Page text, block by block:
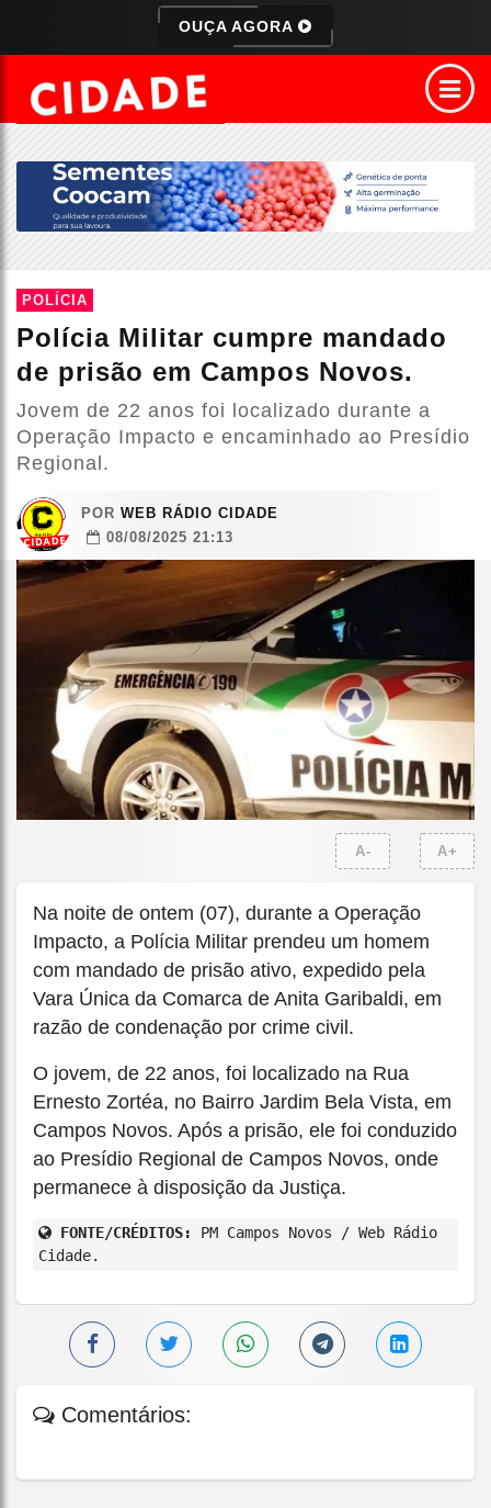
OUÇA AGORA
POLÍCIA
Polícia Militar cumpre mandado
de prisão em Campos Novos.
Jovem de 22 anos foi localizado durante a
Operação Impacto e encaminhado ao Presídio
Regional.
POR WEB RÁDIO CIDADE
08/08/2025 21:13
A- A+
Na noite de ontem (07), durante a Operação
Impacto, a Polícia Militar prendeu um homem
com mandado de prisão ativo, expedido pela
Vara Única da Comarca de Anita Garibaldi, em
razão de condenação por crime civil.
O jovem, de 22 anos, foi localizado na Rua
Ernesto Zortéa, no Bairro Jardim Bela Vista, em
Campos Novos. Após a prisão, ele foi conduzido
ao Presídio Regional de Campos Novos, onde
permanece à disposição da Justiça.
FONTE/CRÉDITOS:
PM Campos Novos / Web Rádio
Cidade.
Comentários: